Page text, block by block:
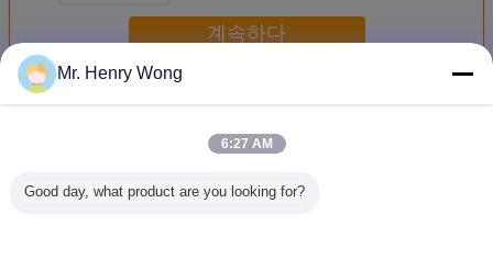
계속하다
더 많은 것
Mr. Henry Wong
6:27 AM
Good day, what product are you looking for?